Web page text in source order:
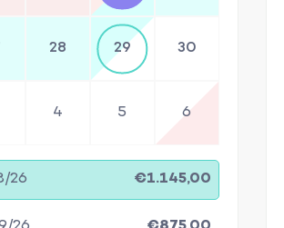
28 29 30
4 5 6
26 €1.145,00